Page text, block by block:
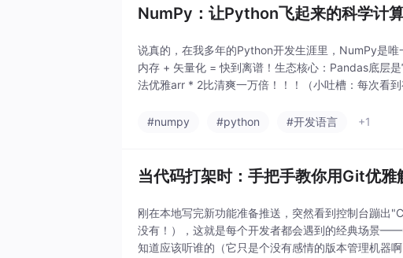
NumPy：让Python飞起来的科学计
说真的，在我多年的Python开发生涯里，NumPy是
内存 + 矢量化 = 快到离谱！生态核心：Pandas底层
法优雅arr * 2比清爽一万倍！！！（小吐槽：每次看
#numpy #python #开发语言 +1
当代码打架时：手把手教你用Git优雅
刚在本地写完新功能准备推送，突然看到控制台蹦出
没有！），这就是每个开发者都会遇到的经典场景
知道应该听谁的（它只是个没有感情的版本管理机器